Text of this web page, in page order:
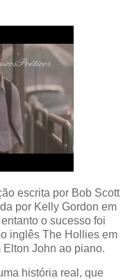
escrita por Bob Scott
por Kelly Gordon em
o sucesso foi
inglês The Hollies em
John ao piano.
história real, que